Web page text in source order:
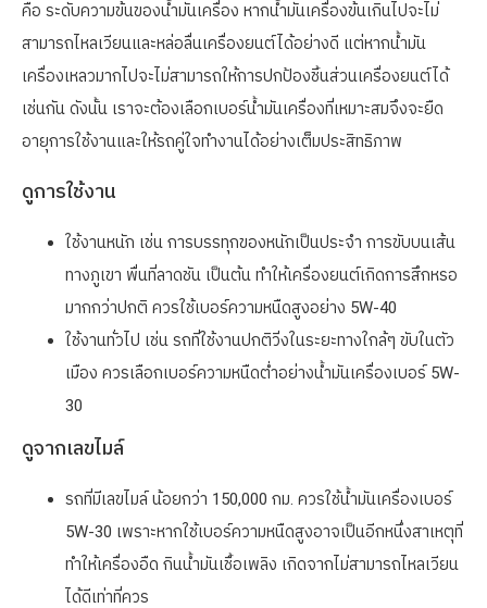
คือ ระดับความข้นของน้ำมันเครื่อง หากน้ำมันเครื่องข้นเกินไปจะไม่
สามารถไหลเวียนและหล่อลื่นเครื่องยนต์ได้อย่างดี แต่หากน้ำมัน
เครื่องเหลวมากไปจะไม่สามารถให้การปกป้องชิ้นส่วนเครื่องยนต์ได้
เช่นกัน ดังนั้น เราจะต้องเลือกเบอร์น้ำมันเครื่องที่เหมาะสมจึงจะยืด
อายุการใช้งานและให้รถคู่ใจทำงานได้อย่างเต็มประสิทธิภาพ
ดูการใช้งาน
ใช้งานหนัก เช่น การบรรทุกของหนักเป็นประจำ การขับบนเส้น
ทางภูเขา พื่นที่ลาดชัน เป็นต้น ทำให้เครื่องยนต์เกิดการสึกหรอ
มากกว่าปกติ ควรใช้เบอร์ความหนืดสูงอย่าง 5W-40
ใช้งานทั่วไป เช่น รถที่ใช้งานปกติวิ่งในระยะทางใกล้ๆ ขับในตัว
เมือง ควรเลือกเบอร์ความหนืดต่ำอย่างน้ำมันเครื่องเบอร์ 5W-
30
ดูจากเลขไมล์
รถที่มีเลขไมล์ น้อยกว่า 150,000 กม. ควรใช้น้ำมันเครื่องเบอร์
5W-30 เพราะหากใช้เบอร์ความหนืดสูงอาจเป็นอีกหนึ่งสาเหตุที่
ทำให้เครื่องอืด กินน้ำมันเชื้อเพลิง เกิดจากไม่สามารถไหลเวียน
ได้ดีเท่าที่ควร